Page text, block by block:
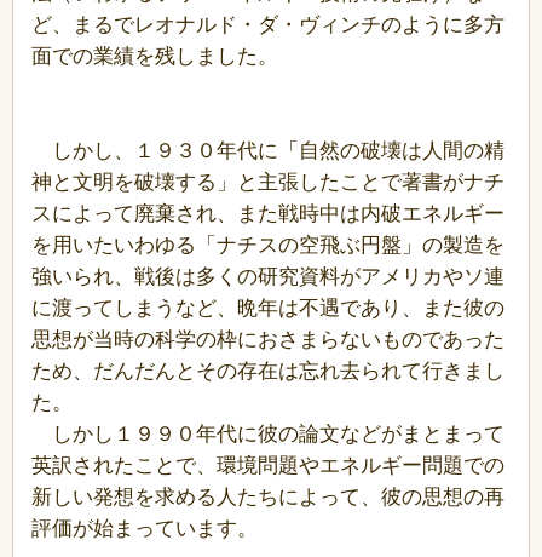
ど、まるでレオナルド・ダ・ヴィンチのように多方
面での業績を残しました。
しかし、１９３０年代に「自然の破壊は人間の精
神と文明を破壊する」と主張したことで著書がナチ
スによって廃棄され、また戦時中は内破エネルギー
を用いたいわゆる「ナチスの空飛ぶ円盤」の製造を
強いられ、戦後は多くの研究資料がアメリカやソ連
に渡ってしまうなど、晩年は不遇であり、また彼の
思想が当時の科学の枠におさまらないものであった
ため、だんだんとその存在は忘れ去られて行きまし
た。
しかし１９９０年代に彼の論文などがまとまって
英訳されたことで、環境問題やエネルギー問題での
新しい発想を求める人たちによって、彼の思想の再
評価が始まっています。